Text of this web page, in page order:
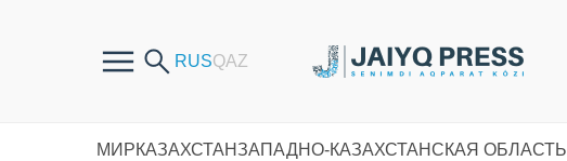
МИРКАЗАХСТАНЗАПАДНО-КАЗАХСТАНСКАЯ ОБЛАСТЬ